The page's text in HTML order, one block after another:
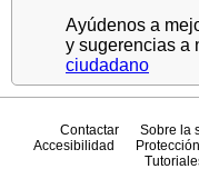
Ayúdenos a
y sugerencias a
ciudadano
Contactar Sobre la
Accesibilidad